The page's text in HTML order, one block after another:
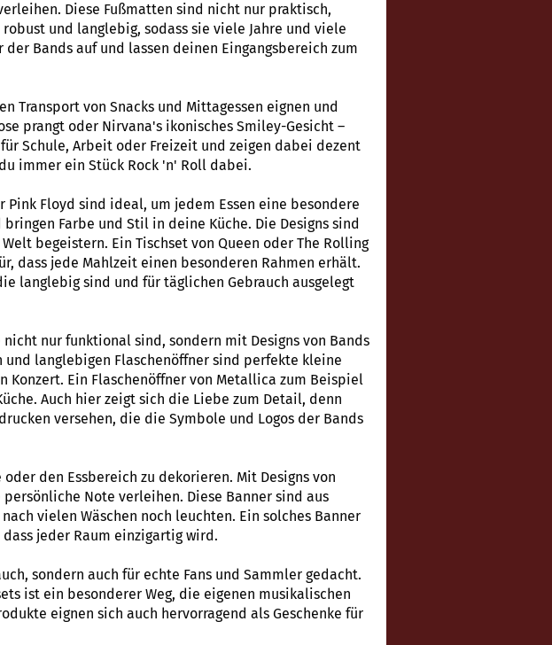
Diese Fußmatten sind nicht nur praktisch,
und langlebig, sodass sie viele Jahre und viele
Bands auf und lassen deinen Eingangsbereich zum
Transport von Snacks und Mittagessen eignen und
prangt oder Nirvana's ikonisches Smiley-Gesicht –
Schule, Arbeit oder Freizeit und zeigen dabei dezent
immer ein Stück Rock 'n' Roll dabei.
Floyd sind ideal, um jedem Essen eine besondere
Farbe und Stil in deine Küche. Die Designs sind
begeistern. Ein Tischset von Queen oder The Rolling
dass jede Mahlzeit einen besonderen Rahmen erhält.
langlebig sind und für täglichen Gebrauch ausgelegt
nur funktional sind, sondern mit Designs von Bands
und langlebigen Flaschenöffner sind perfekte kleine
Ein Flaschenöffner von Metallica zum Beispiel
Auch hier zeigt sich die Liebe zum Detail, denn
versehen, die die Symbole und Logos der Bands
den Essbereich zu dekorieren. Mit Designs von
Note verleihen. Diese Banner sind aus
vielen Wäschen noch leuchten. Ein solches Banner
jeder Raum einzigartig wird.
sondern auch für echte Fans und Sammler gedacht.
ist ein besonderer Weg, die eigenen musikalischen
eignen sich auch hervorragend als Geschenke für